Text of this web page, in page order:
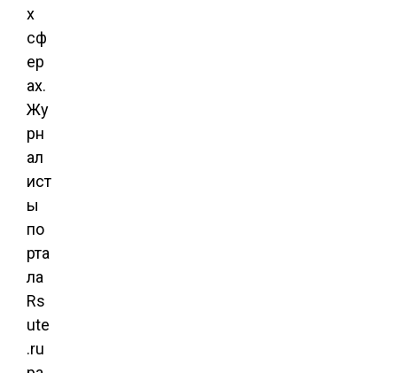
х
сф
ер
ах.
Жу
рн
ал
ист
ы
по
рта
ла
Rs
ute
.ru